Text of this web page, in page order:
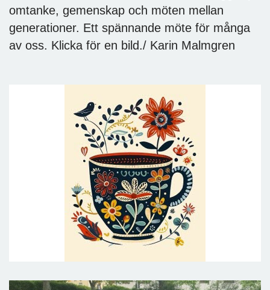
omtanke, gemenskap och möten mellan
generationer. Ett spännande möte för många
av oss. Klicka för en bild./ Karin Malmgren